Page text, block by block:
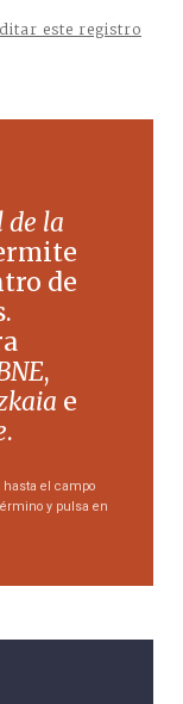
este registro
de la
de
,
e
.
el campo
y pulsa en